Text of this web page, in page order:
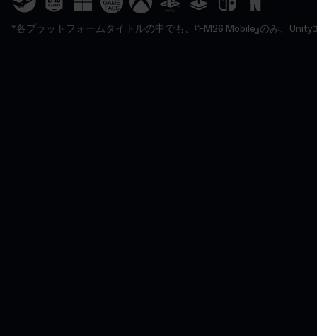
*各プラットフォームタイトルの中でも、『FM26 Mobile』のみ、